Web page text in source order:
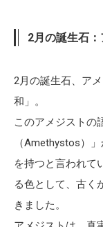
2月の誕生石：
2月の誕生石、ア
和」。
このアメジストの
（Amethystos）
を持つと言われて
る色として、古く
きました。